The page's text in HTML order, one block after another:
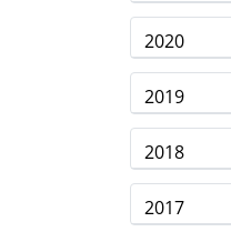
2020
2019
2018
2017